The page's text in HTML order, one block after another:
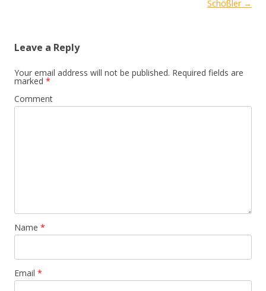
Schößler →
Leave a Reply
Your email address will not be published. Required fields are
marked *
Comment
Name *
Email *